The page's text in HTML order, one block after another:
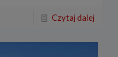
Czytaj dalej